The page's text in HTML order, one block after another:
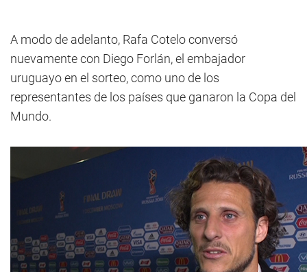
A modo de adelanto, Rafa Cotelo conversó
nuevamente con Diego Forlán, el embajador
uruguayo en el sorteo, como uno de los
representantes de los países que ganaron la Copa del
Mundo.